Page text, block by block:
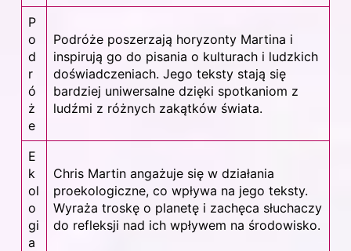
P
o
d
r
ó
ż
e
Podróże poszerzają horyzonty Martina i
inspirują go do pisania o kulturach i ludzkich
doświadczeniach. Jego teksty stają się
bardziej uniwersalne dzięki spotkaniom z
ludźmi z różnych zakątków świata.
E
k
ol
o
gi
a
Chris Martin angażuje się w działania
proekologiczne, co wpływa na jego teksty.
Wyraża troskę o planetę i zachęca słuchaczy
do refleksji nad ich wpływem na środowisko.